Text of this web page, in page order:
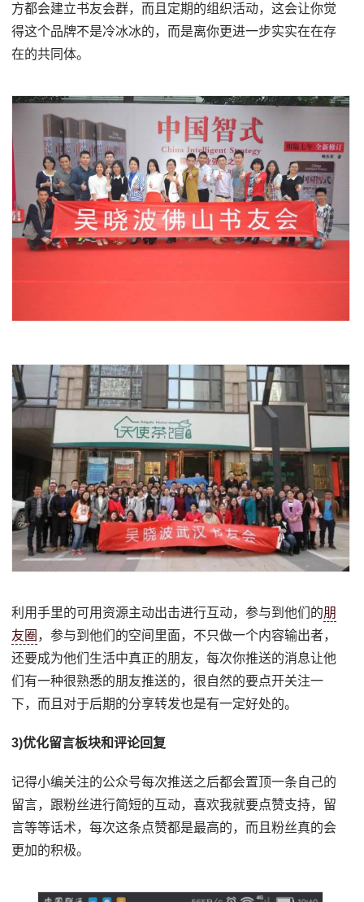
方都会建立书友会群，而且定期的组织活动，这会让你觉
得这个品牌不是冷冰冰的，而是离你更进一步实实在在存
在的共同体。
利用手里的可用资源主动出击进行互动，参与到他们的朋
友圈 ，参与到他们的空间里面，不只做一个内容输出者，
还要成为他们生活中真正的朋友，每次你推送的消息让他
们有一种很熟悉的朋友推送的，很自然的要点开关注一
下，而且对于后期的分享转发也是有一定好处的。
3)优化留言板块和评论回复
记得小编关注的公众号每次推送之后都会置顶一条自己的
留言，跟粉丝进行简短的互动，喜欢我就要点赞支持，留
言等等话术，每次这条点赞都是最高的，而且粉丝真的会
更加的积极。